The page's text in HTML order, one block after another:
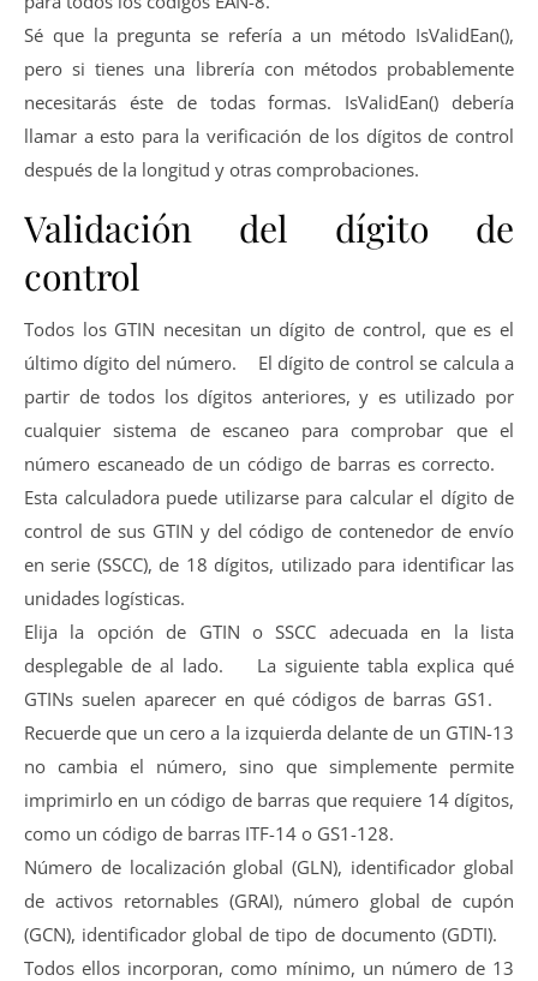
Sé que la pregunta se refería a un método IsValidEan(),
pero si tienes una librería con métodos probablemente
necesitarás éste de todas formas. IsValidEan() debería
llamar a esto para la verificación de los dígitos de control
después de la longitud y otras comprobaciones.
Validación del dígito de
control
Todos los GTIN necesitan un dígito de control, que es el
último dígito del número. El dígito de control se calcula a
partir de todos los dígitos anteriores, y es utilizado por
cualquier sistema de escaneo para comprobar que el
número escaneado de un código de barras es correcto.
Esta calculadora puede utilizarse para calcular el dígito de
control de sus GTIN y del código de contenedor de envío
en serie (SSCC), de 18 dígitos, utilizado para identificar las
unidades logísticas.
Elija la opción de GTIN o SSCC adecuada en la lista
desplegable de al lado. La siguiente tabla explica qué
GTINs suelen aparecer en qué códigos de barras GS1.
Recuerde que un cero a la izquierda delante de un GTIN-13
no cambia el número, sino que simplemente permite
imprimirlo en un código de barras que requiere 14 dígitos,
como un código de barras ITF-14 o GS1-128.
Número de localización global (GLN), identificador global
de activos retornables (GRAI), número global de cupón
(GCN), identificador global de tipo de documento (GDTI).
Todos ellos incorporan, como mínimo, un número de 13